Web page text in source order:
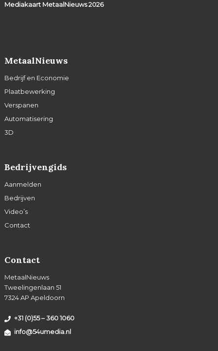
Mediakaart MetaalNieuws2026
MetaalNieuws
Bedrijf en Economie
Plaatbewerking
Verspanen
Automatisering
3D
Bedrijvengids
Aanmelden
Bedrijven
Video’s
Contact
Contact
MetaalNieuws
Tweelingenlaan 51
7324 AP Apeldoorn
+31 (0)55 – 360 1060
info@54umedia.nl